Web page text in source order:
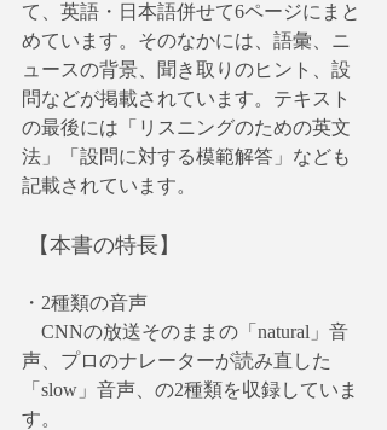
て、英語・日本語併せて6ページにまと
めています。そのなかには、語彙、ニ
ュースの背景、聞き取りのヒント、設
問などが掲載されています。テキスト
の最後には「リスニングのための英文
法」「設問に対する模範解答」なども
記載されています。
【本書の特長】
・2種類の音声
CNNの放送そのままの「natural」音
声、プロのナレーターが読み直した
「slow」音声、の2種類を収録していま
す。